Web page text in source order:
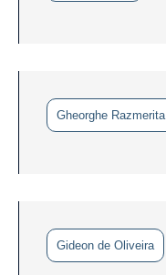
Gheorghe Razmerita
Gideon de Oliveira